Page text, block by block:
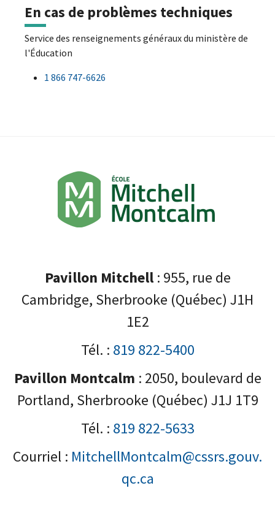
En cas de problèmes techniques
Service des renseignements généraux du ministère de
l'Éducation
1 866 747-6626
Pavillon Mitchell: 955, rue de
Cambridge, Sherbrooke (Québec) J1H
1E2
Tél. : 819 822-5400
Pavillon Montcalm : 2050, boulevard de
Portland, Sherbrooke (Québec) J1J 1T9
Tél. : 819 822-5633
Courriel : MitchellMontcalm@cssrs.gouv.
qc.ca